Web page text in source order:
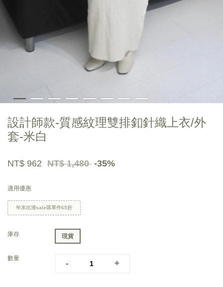
設計師款-質感紋理雙排釦針織上衣/外
套-米白
NT$ 962 NT$ 1,480 -35%
適用優惠
年末出清sale區單件65折
庫存 現貨
數量
- +